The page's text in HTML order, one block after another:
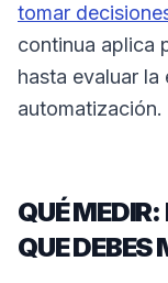
tomar
continua aplica
hasta evaluar
automatización.
QUÉ
QUE DEBES